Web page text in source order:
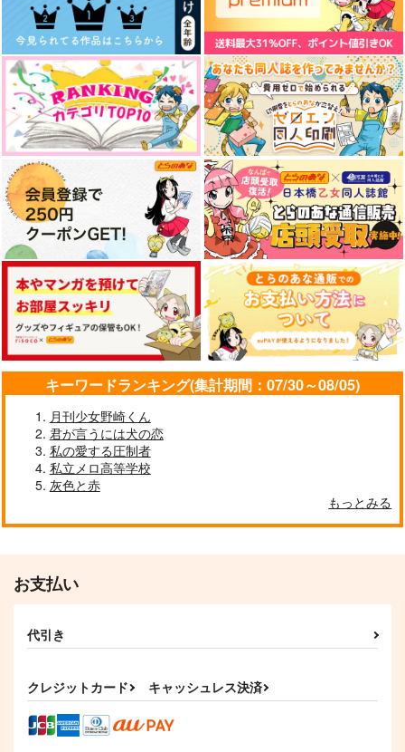
キーワードランキング(集計期間：07/30～08/05)
月刊少女野崎くん
君が言うには犬の恋
私の愛する圧制者
私立メロ高等学校
灰色と赤
もっとみる
お支払い
代引き
クレジットカード キャッシュレス決済